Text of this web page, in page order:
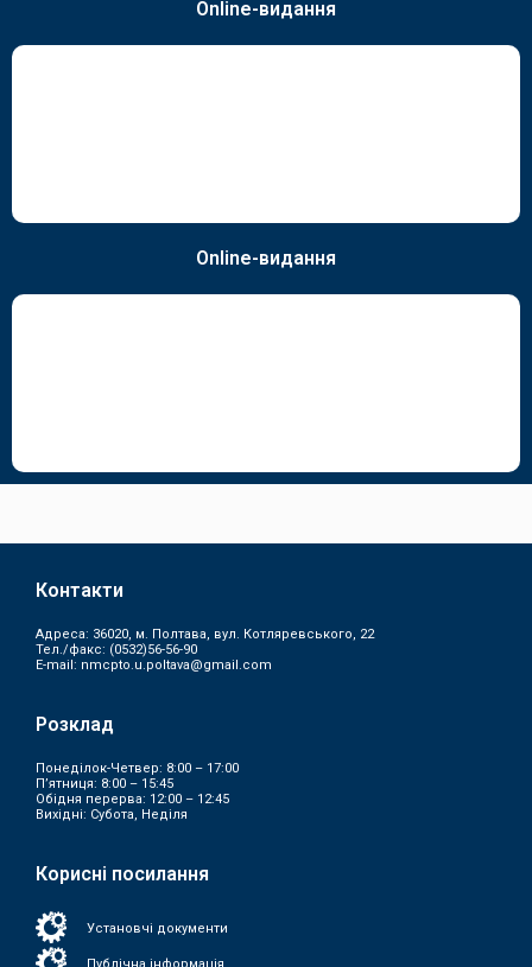
Online-видання
Online-видання
Контакти
Адреса: 36020, м. Полтава, вул. Котляревського, 22
Тел./факс: (0532)56-56-90
E-mail: nmcpto.u.poltava@gmail.com
Розклад
Понеділок-Четвер: 8:00 – 17:00
П’ятниця: 8:00 – 15:45
Обідня перерва: 12:00 – 12:45
Вихідні: Субота, Неділя
Корисні посилання
Установчі документи